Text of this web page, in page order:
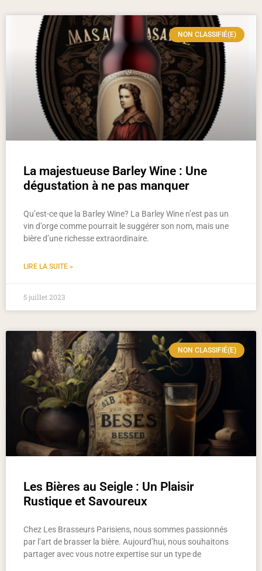
NON CLASSIFIÉ(E)
La majestueuse Barley Wine : Une
dégustation à ne pas manquer
Qu’est-ce que la Barley Wine? La Barley Wine n’est pas un
vin d’orge comme pourrait le suggérer son nom, mais une
bière d’une richesse extraordinaire.
LIRE LA SUITE »
5 juillet 2023
NON CLASSIFIÉ(E)
Les Bières au Seigle : Un Plaisir
Rustique et Savoureux
Chez Les Brasseurs Parisiens, nous sommes passionnés
par l’art de brasser la bière. Aujourd’hui, nous souhaitons
partager avec vous notre expertise sur un type de